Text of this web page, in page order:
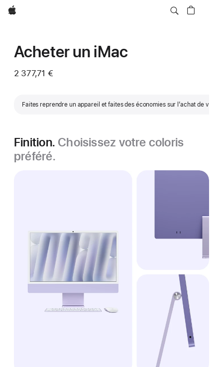
Apple
Acheter un iMac
2 377,71 €
Faites reprendre un appareil et faites des économies sur l’achat de votre
Finition. Choisissez votre coloris
préféré.